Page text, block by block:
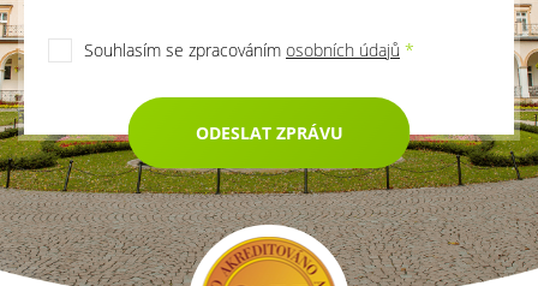
Souhlasím se zpracováním osobních údajů *
ODESLAT ZPRÁVU